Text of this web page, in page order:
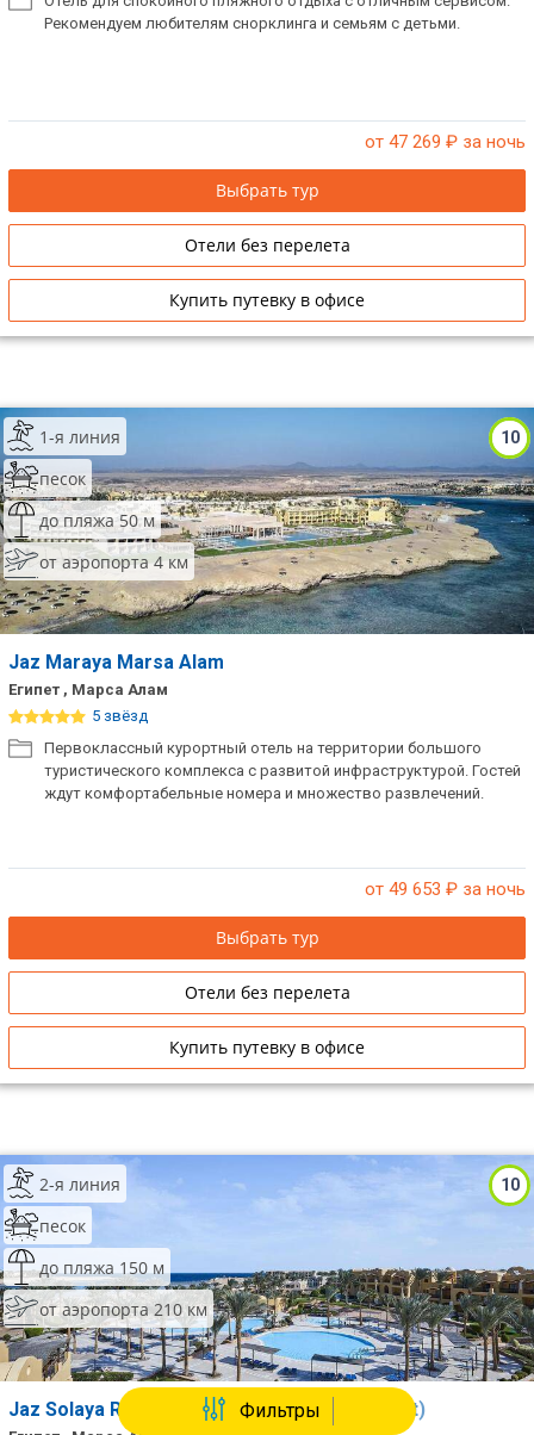
Рекомендуем любителям снорклинга и семьям с детьми.
от 47 269 ₽ за ночь
Выбрать тур
Отели без перелета
Купить путевку в офисе
10
1-я линия
песок
до пляжа 50 м
от аэропорта 4 км
Jaz Maraya Marsa Alam
Египет , Марса Алам
5 звёзд
Первоклассный курортный отель на территории большого
туристического комплекса с развитой инфраструктурой. Гостей
ждут комфортабельные номера и множество развлечений.
от 49 653 ₽ за ночь
Выбрать тур
Отели без перелета
Купить путевку в офисе
10
2-я линия
песок
до пляжа 150 м
от аэропорта 210 км
Jaz Solaya Resort (Ex. Solymar Solaya Resort)
Фильтры